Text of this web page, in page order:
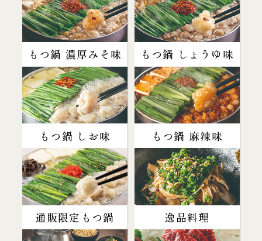
もつ鍋 濃厚みそ味 もつ鍋 しょうゆ味
もつ鍋 しお味 もつ鍋 麻辣味
通販限定もつ鍋 逸品料理